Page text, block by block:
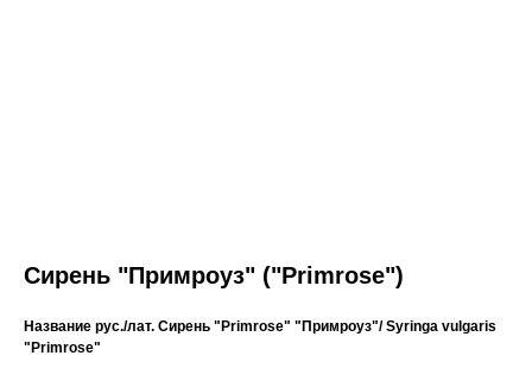
Сирень "Примроуз" ("Primrose")
Название рус./лат. Сирень "Primrose" "Примроуз"/ Syringa vulgaris
"Primrose"